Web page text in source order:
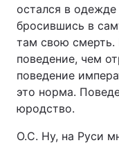
остался в
бросившись в
там свою смерть.
поведение, чем
поведение
это норма.
юродство.
О.С. Ну, на Руси